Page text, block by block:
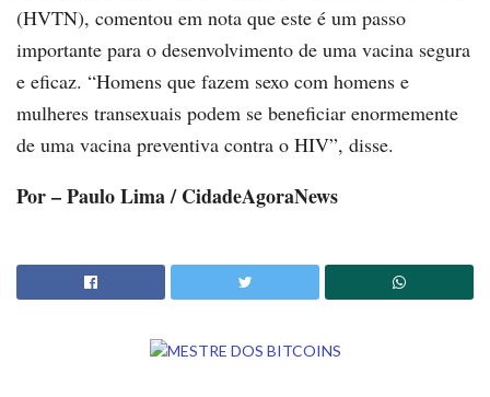
(HVTN), comentou em nota que este é um passo
importante para o desenvolvimento de uma vacina segura
e eficaz. “Homens que fazem sexo com homens e
mulheres transexuais podem se beneficiar enormemente
de uma vacina preventiva contra o HIV”, disse.
Por – Paulo Lima / CidadeAgoraNews